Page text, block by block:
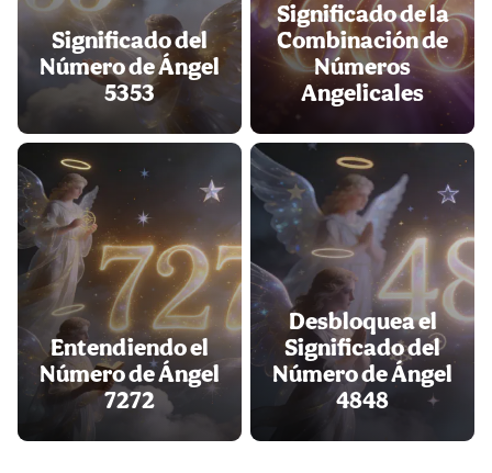
Significado del
Número de Ángel
5353
Significado de la
Combinación de
Números
Angelicales
Entendiendo el
Número de Ángel
7272
Desbloquea el
Significado del
Número de Ángel
4848